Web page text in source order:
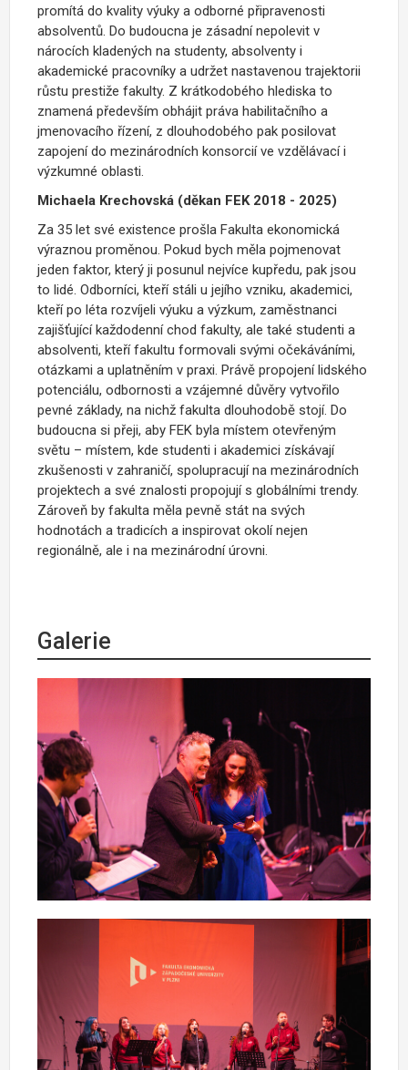
promítá do kvality výuky a odborné připravenosti
absolventů. Do budoucna je zásadní nepolevit v
nárocích kladených na studenty, absolventy i
akademické pracovníky a udržet nastavenou trajektorii
růstu prestiže fakulty. Z krátkodobého hlediska to
znamená především obhájit práva habilitačního a
jmenovacího řízení, z dlouhodobého pak posilovat
zapojení do mezinárodních konsorcií ve vzdělávací i
výzkumné oblasti.
Michaela Krechovská (děkan FEK 2018 - 2025)
Za 35 let své existence prošla Fakulta ekonomická
výraznou proměnou. Pokud bych měla pojmenovat
jeden faktor, který ji posunul nejvíce kupředu, pak jsou
to lidé. Odborníci, kteří stáli u jejího vzniku, akademici,
kteří po léta rozvíjeli výuku a výzkum, zaměstnanci
zajišťující každodenní chod fakulty, ale také studenti a
absolventi, kteří fakultu formovali svými očekáváními,
otázkami a uplatněním v praxi. Právě propojení lidského
potenciálu, odbornosti a vzájemné důvěry vytvořilo
pevné základy, na nichž fakulta dlouhodobě stojí. Do
budoucna si přeji, aby FEK byla místem otevřeným
světu – místem, kde studenti i akademici získávají
zkušenosti v zahraničí, spolupracují na mezinárodních
projektech a své znalosti propojují s globálními trendy.
Zároveň by fakulta měla pevně stát na svých
hodnotách a tradicích a inspirovat okolí nejen
regionálně, ale i na mezinárodní úrovni.
Galerie